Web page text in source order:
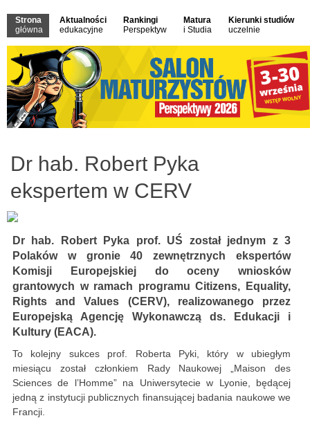
Strona
główna
Aktualności
edukacyjne
Rankingi
Perspektyw
Matura
i Studia
Kierunki studiów
uczelnie
Dr hab. Robert Pyka
ekspertem w CERV
Dr hab. Robert Pyka prof. UŚ został jednym z 3
Polaków w gronie 40 zewnętrznych ekspertów
Komisji Europejskiej do oceny wniosków
grantowych w ramach programu Citizens, Equality,
Rights and Values (CERV), realizowanego przez
Europejską Agencję Wykonawczą ds. Edukacji i
Kultury (EACA).
To kolejny sukces prof. Roberta Pyki, który w ubiegłym
miesiącu został członkiem Rady Naukowej „Maison des
Sciences de l’Homme” na Uniwersytecie w Lyonie, będącej
jedną z instytucji publicznych finansującej badania naukowe we
Francji.